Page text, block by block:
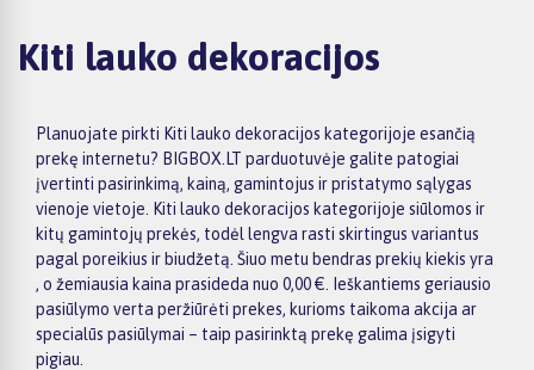
Kiti lauko dekoracijos
Planuojate pirkti Kiti lauko dekoracijos kategorijoje esančią
prekę internetu? BIGBOX.LT parduotuvėje galite patogiai
įvertinti pasirinkimą, kainą, gamintojus ir pristatymo sąlygas
vienoje vietoje. Kiti lauko dekoracijos kategorijoje siūlomos ir
kitų gamintojų prekės, todėl lengva rasti skirtingus variantus
pagal poreikius ir biudžetą. Šiuo metu bendras prekių kiekis yra
, o žemiausia kaina prasideda nuo 0,00 €. Ieškantiems geriausio
pasiūlymo verta peržiūrėti prekes, kurioms taikoma akcija ar
specialūs pasiūlymai – taip pasirinktą prekę galima įsigyti
pigiau.